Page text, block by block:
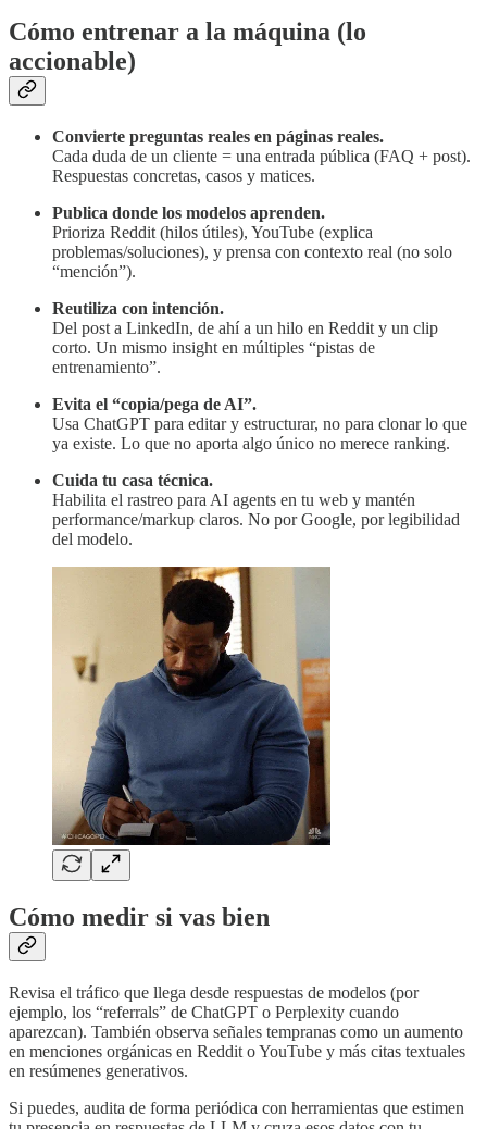
Cómo entrenar a la máquina (lo
accionable)
Convierte preguntas reales en páginas reales.
Cada duda de un cliente = una entrada pública (FAQ + post).
Respuestas concretas, casos y matices.
Publica donde los modelos aprenden.
Prioriza Reddit (hilos útiles), YouTube (explica
problemas/soluciones), y prensa con contexto real (no solo
“mención”).
Reutiliza con intención.
Del post a LinkedIn, de ahí a un hilo en Reddit y un clip
corto. Un mismo insight en múltiples “pistas de
entrenamiento”.
Evita el “copia/pega de AI”.
Usa ChatGPT para editar y estructurar, no para clonar lo que
ya existe. Lo que no aporta algo único no merece ranking.
Cuida tu casa técnica.
Habilita el rastreo para AI agents en tu web y mantén
performance/markup claros. No por Google, por legibilidad
del modelo.
Cómo medir si vas bien
Revisa el tráfico que llega desde respuestas de modelos (por
ejemplo, los “referrals” de ChatGPT o Perplexity cuando
aparezcan). También observa señales tempranas como un aumento
en menciones orgánicas en Reddit o YouTube y más citas textuales
en resúmenes generativos.
Si puedes, audita de forma periódica con herramientas que estimen